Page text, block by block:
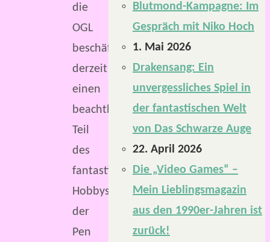
die
OGL
beschäftigt
derzeit
einen
beachtlichen
Teil
des
fantastischen
Hobbys
der
Pen
Blutmond-Kampagne: Im
Gespräch mit Niko Hoch
1. Mai 2026
Drakensang: Ein
unvergessliches Spiel in
der fantastischen Welt
von Das Schwarze Auge
22. April 2026
Die „Video Games“ –
Mein Lieblingsmagazin
aus den 1990er-Jahren ist
zurück!